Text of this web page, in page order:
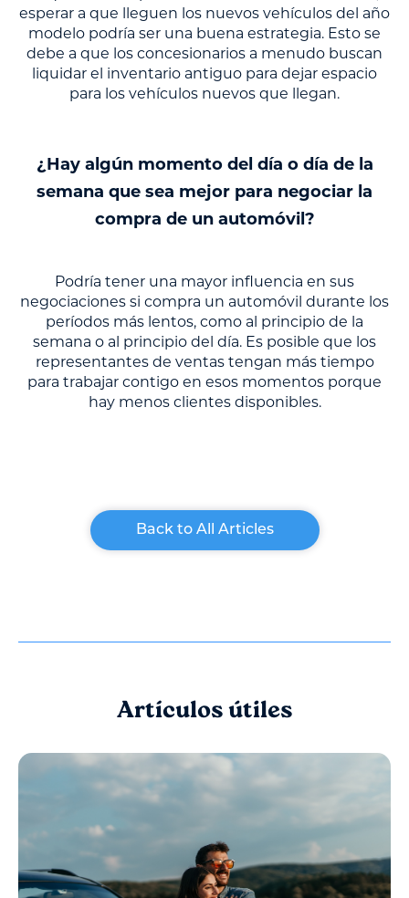
esperar a que lleguen los nuevos vehículos del año
modelo podría ser una buena estrategia. Esto se
debe a que los concesionarios a menudo buscan
liquidar el inventario antiguo para dejar espacio
para los vehículos nuevos que llegan.
¿Hay algún momento del día o día de la
semana que sea mejor para negociar la
compra de un automóvil?
Podría tener una mayor influencia en sus
negociaciones si compra un automóvil durante los
períodos más lentos, como al principio de la
semana o al principio del día. Es posible que los
representantes de ventas tengan más tiempo
para trabajar contigo en esos momentos porque
hay menos clientes disponibles.
Back to All Articles
Artículos útiles